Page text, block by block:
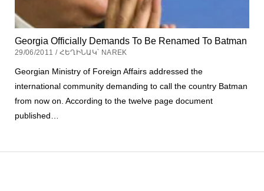
Georgia Officially Demands To Be Renamed To Batman
29/06/2011 / ՀԵՂԻՆԱԿ՝ NAREK
Georgian Ministry of Foreign Affairs addressed the
international community demanding to call the country Batman
from now on. According to the twelve page document
published…